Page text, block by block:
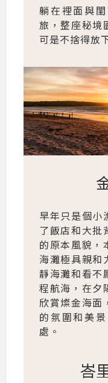
躺在裡面與
旅，整座秘境
可是不捨得放
早年只是個小
了飯店和大批
的原本風貌，
海灘極具親和
靜海灘和看不
程航海，在夕
欣賞燦金海面
的氛圍和美
處。
峇